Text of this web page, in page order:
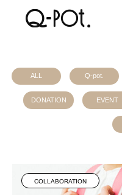
ALL Q-pot.
DONATION EVENT
COLLABORATION